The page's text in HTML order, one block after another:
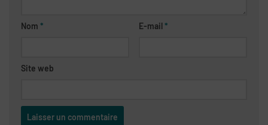
Nom * E-mail*
Site web